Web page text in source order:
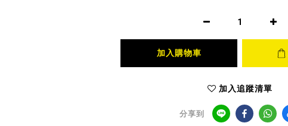
加入購物車
加入追蹤清單
分享到